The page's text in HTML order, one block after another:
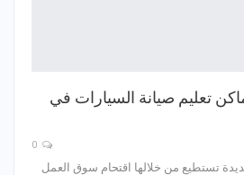
تعليم صيانة السيارات في
تستطيع من خلالها اقتحام سوق العمل